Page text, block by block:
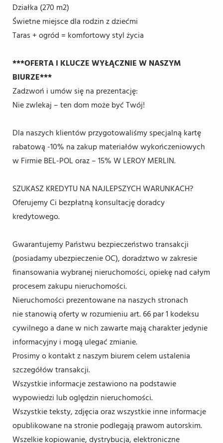
Działka (270 m2)
Świetne miejsce dla rodzin z dziećmi
Taras + ogród = komfortowy styl życia
***OFERTA I KLUCZE WYŁĄCZNIE W NASZYM
BIURZE***
Zadzwoń i umów się na prezentację:
Nie zwlekaj – ten dom może być Twój!
Dla naszych klientów przygotowaliśmy specjalną kartę
rabatową -10% na zakup materiałów wykończeniowych
w Firmie BEL-POL oraz – 15% W LEROY MERLIN.
SZUKASZ KREDYTU NA NAJLEPSZYCH WARUNKACH?
Oferujemy Ci bezpłatną konsultację doradcy
kredytowego.
Gwarantujemy Państwu bezpieczeństwo transakcji
(posiadamy ubezpieczenie OC), doradztwo w zakresie
finansowania wybranej nieruchomości, opiekę nad całym
procesem zakupu nieruchomości.
Nieruchomości prezentowane na naszych stronach
nie stanowią oferty w rozumieniu art. 66 par 1 kodeksu
cywilnego a dane w nich zawarte mają charakter jedynie
informacyjny i mogą ulegać zmianie.
Prosimy o kontakt z naszym biurem celem ustalenia
szczegółów transakcji.
Wszystkie informacje zestawiono na podstawie
wypowiedzi lub oględzin nieruchomości.
Wszystkie teksty, zdjęcia oraz wszystkie inne informacje
opublikowane na stronie podlegają prawom autorskim.
Wszelkie kopiowanie, dystrybucja, elektroniczne